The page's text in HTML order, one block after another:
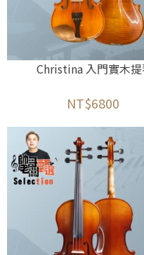
Christina 入門實木
NT$6800